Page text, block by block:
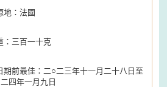
地：法國
：三百一十克
期前最佳：二○二三年十一月二十八日至
四年一月九日